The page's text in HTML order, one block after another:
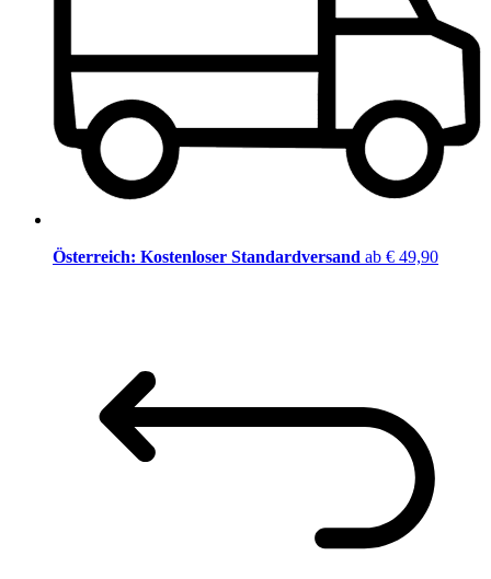
Österreich: Kostenloser Standardversand ab € 49,90